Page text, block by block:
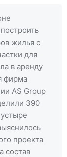
жилья с
для
в аренду
фирма
AS Group
390
проекта
состав